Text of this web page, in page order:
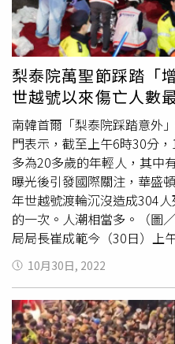
難者的家屬進行一對一的溝
有萬聖節相關活動與慶典需
的方式舉行。同時更宣布，
之前，全國進入哀悼期。
首
實，21日出國的吳世勳將緊
程，提早一天返國處理梨泰
指示首爾官員成立緊急應對
龍山消防局局長崔成範於30
場的最後通報中表示，「目
中，重傷19人，輕傷57人，
性，包括2名外國人。」由
心肺復蘇術後再被送往醫院
續增加。目前已增至153死
場猶如「人間煉獄」。（圖
小巷中爆出大規模推擠踩踏
梨泰院萬聖節踩踏「
世越號以來傷亡人數
南韓首爾「梨泰院踩踏意外
門表示，截至上午6時30分
多為20多歲的年輕人，其中
曝光後引發國際關注，華盛
年世越號渡輪沉沒造成304
的一次。人潮相當多。（圖
局局長崔成範今（30日）上
亡、76人受傷，其中19人重
歲的女性；此外，死者其中
名外國人。崔成範表示，由
下被送往醫院，因此不排除
就地施行心肺復甦術。（圖
10月30日, 2022